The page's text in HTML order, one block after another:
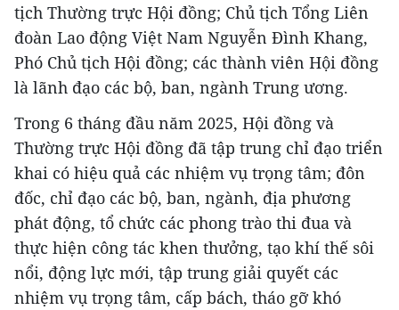
tịch Thường trực Hội đồng; Chủ tịch Tổng Liên
đoàn Lao động Việt Nam Nguyễn Đình Khang,
Phó Chủ tịch Hội đồng; các thành viên Hội đồng
là lãnh đạo các bộ, ban, ngành Trung ương.
Trong 6 tháng đầu năm 2025, Hội đồng và
Thường trực Hội đồng đã tập trung chỉ đạo triển
khai có hiệu quả các nhiệm vụ trọng tâm; đôn
đốc, chỉ đạo các bộ, ban, ngành, địa phương
phát động, tổ chức các phong trào thi đua và
thực hiện công tác khen thưởng, tạo khí thế sôi
nổi, động lực mới, tập trung giải quyết các
nhiệm vụ trọng tâm, cấp bách, tháo gỡ khó